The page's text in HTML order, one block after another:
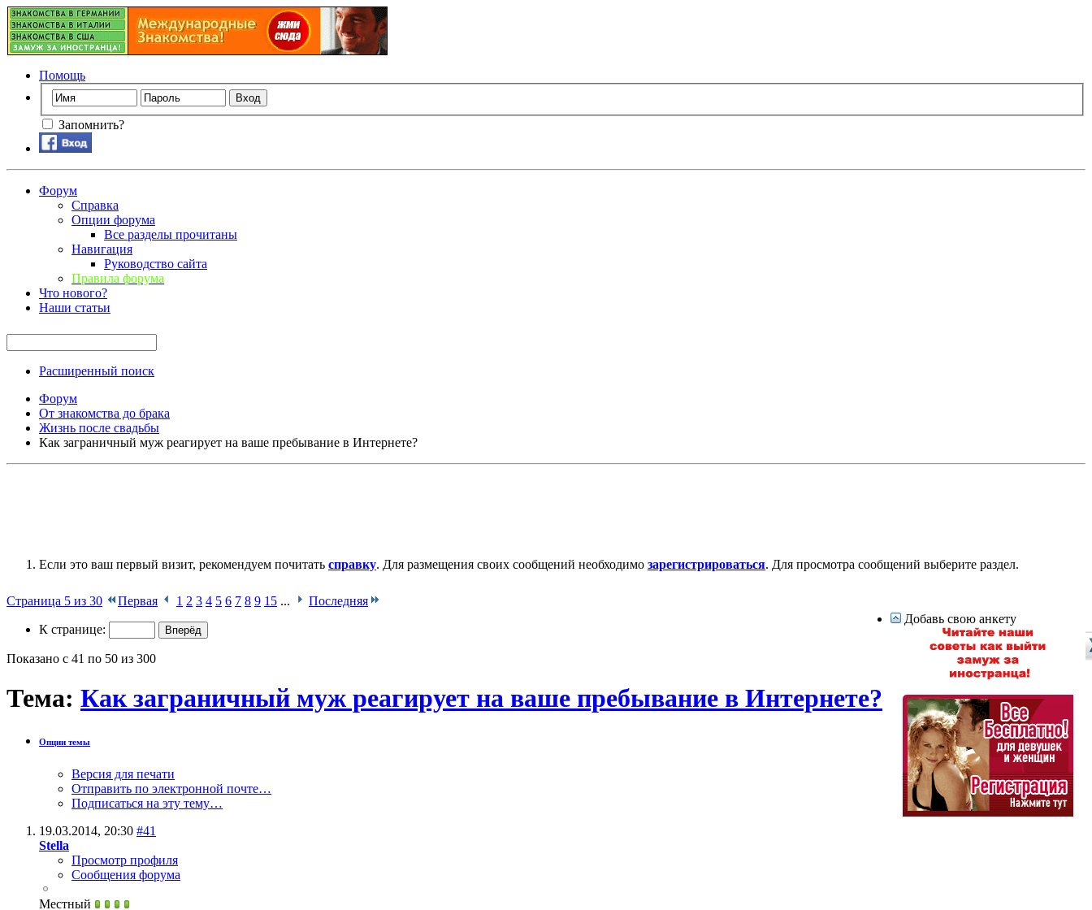
Помощь
Запомнить?
Форум
Справка
Опции форума
Все разделы прочитаны
Навигация
Руководство сайта
Правила форума
Что нового?
Наши статьи
Расширенный поиск
Форум
От знакомства до брака
Жизнь после свадьбы
Как заграничный муж реагирует на ваше пребывание в Интернете?
Если это ваш первый визит, рекомендуем почитать справку. Для размещения своих сообщений необходимо зарегистрироваться. Для просмотра сообщений выберите раздел.
Страница 5 из 30 Первая 1 2 3 4 5 6 7 8 9 15 ... Последняя
К странице:
Показано с 41 по 50 из 300
Тема: Как заграничный муж реагирует на ваше пребывание в Интернете?
Опции темы
Версия для печати
Отправить по электронной почте…
Подписаться на эту тему…
19.03.2014, 20:30 #41
Stella
Просмотр профиля
Сообщения форума
Местный
Добавь свою анкету